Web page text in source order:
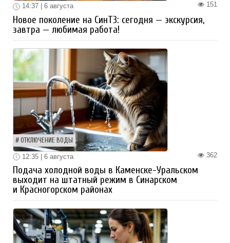
151
14:37 | 6 августа
Новое поколение на СинТЗ: сегодня — экскурсия,
завтра — любимая работа!
ОТКЛЮЧЕНИЕ ВОДЫ
362
12:35 | 6 августа
Подача холодной воды в Каменске-Уральском
выходит на штатный режим в Синарском
и Красногорском районах